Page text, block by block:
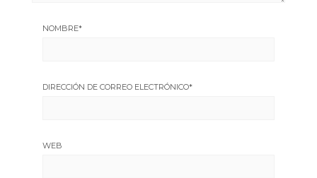
NOMBRE*
DIRECCIÓN DE CORREO ELECTRÓNICO*
WEB